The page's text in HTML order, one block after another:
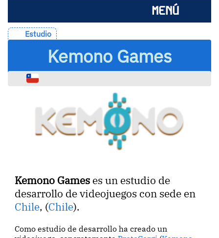
MENÚ
Estudio
Kemono Games
Kemono Games es un estudio de
desarrollo de videojuegos con sede en
Chile, (Chile).
Como estudio de desarrollo ha creado un